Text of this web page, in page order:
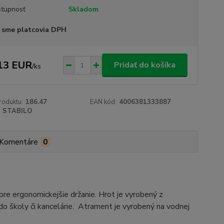
Skladom
sme platcovia DPH
EUR/ks Pridať do košíka
186.47 EAN kód: 4006381333887
STABILO
Komentáre 0
ergonomickejšie držanie. Hrot je vyrobený z
školy či kancelárie. Atrament je vyrobený na vodnej